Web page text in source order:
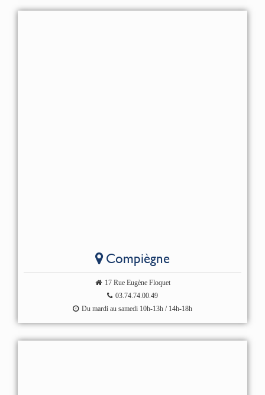
Compiègne
17 Rue Eugène Floquet
03.74.74.00.49
Du mardi au samedi 10h-13h / 14h-18h